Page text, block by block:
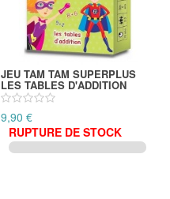
JEU TAM TAM SUPERPLUS
LES TABLES D'ADDITION
9,90 €
RUPTURE DE STOCK